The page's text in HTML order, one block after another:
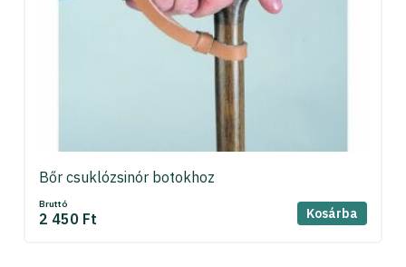
Bőr csuklózsinór botokhoz
Bruttó
2 450 Ft Kosárba